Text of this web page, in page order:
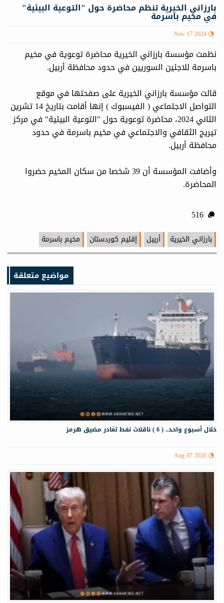
بارزاني الخيرية تنظم محاضرة حول "التوعية البيئية"
في مخيم باسرمة
Nov 17 2024
نظمت مؤسسة بارزاني الخيرية محاضرة توعوية في مخيم
باسرمة للاجئين السوريين في حدود محافظة أربيل.
قالت مؤسسة بارزاني الخيرية على صفحتها في موقع
التواصل الاجتماعي ( الفيسبوك ) إنها أقامت بتاريخ 14 تشرين
الثاني 2024، محاضرة توعوية حول "التوعية البيئية" في مركز
تيريج الثقافي والاجتماعي في مخيم باسرمة في حدود
محافظة أربيل.
وأضافت المؤسسة أن 39 شخصا من سكان المخيم حضروا
المحاضرة.
بارزاني الخيرية أربيل إقليم كوردستان مخيم باسرمة
مواضيع متعلقة
خلال أسبوع واحد.. ( 6 ) ناقلات نفط تغادر مضيق هرمز
Aug 07 2026